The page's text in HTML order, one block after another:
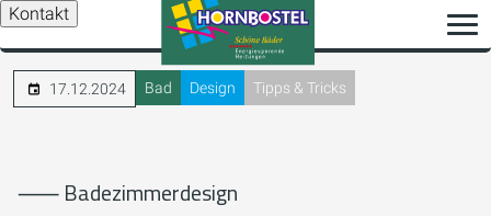
Kontakt
17.12.2024 Bad Design Tipps & Tricks
⸺ Badezimmerdesign